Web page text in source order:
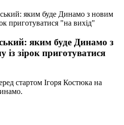
яким буде Динамо з новим
приготуватися "на вихід"
яким буде Динамо з
із зірок приготуватися
стартом Ігоря Костюка на